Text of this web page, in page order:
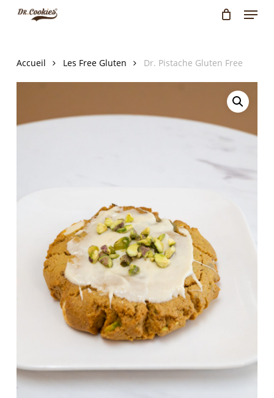
Menu
Accueil Les Free Gluten Dr. Pistache Gluten Free